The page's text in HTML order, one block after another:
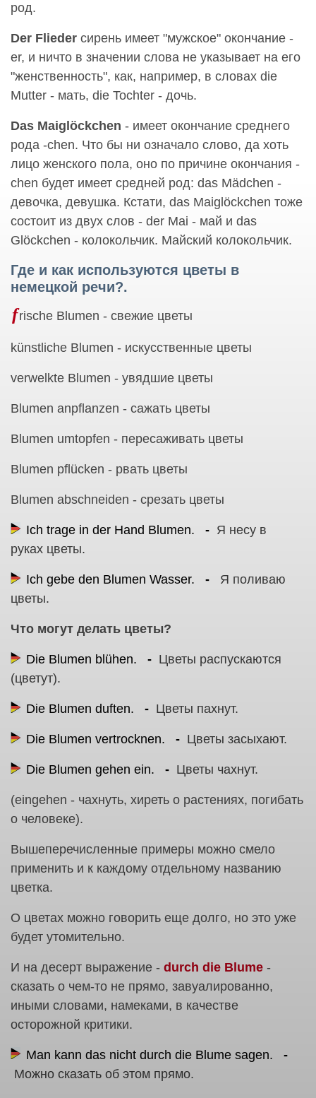
род.
Der Flieder сирень имеет "мужское" окончание -
er, и ничто в значении слова не указывает на его
"женственность", как, например, в словах die
Mutter - мать, die Tochter - дочь.
Das Maiglöckchen - имеет окончание среднего
рода -chen. Что бы ни означало слово, да хоть
лицо женского пола, оно по причине окончания -
chen будет имеет средней род: das Mädchen -
девочка, девушка. Кстати, das Maiglöckchen тоже
cостоит из двух слов - der Mai - май и das
Glöckchen - колокольчик. Майский колокольчик.
Где и как используются цветы в
немецкой речи?.
frische Blumen - свежие цветы
künstliche Blumen - искусственные цветы
verwelkte Blumen - увядшие цветы
Blumen anpflanzen - сажать цветы
Blumen umtopfen - пересаживать цветы
Blumen pflücken - рвать цветы
Blumen abschneiden - срезать цветы
Ich trage in der Hand Blumen.
Я несу в
руках цветы.
Ich gebe den Blumen Wasser.
Я поливаю
цветы.
Что могут делать цветы?
Die Blumen blühen.
Цветы распускаются
(цветут).
Die Blumen duften. Цветы пахнут.
Die Blumen vertrocknen. Цветы засыхают.
Die Blumen gehen ein. Цветы чахнут.
(eingehen - чахнуть, хиреть о растениях, погибать
о человеке).
Вышеперечисленные примеры можно смело
применить и к каждому отдельному названию
цветка.
О цветах можно говорить еще долго, но это уже
будет утомительно.
И на десерт выражение - durch die Blume -
сказать о чем-то не прямо, завуалированно,
иными словами, намеками, в качестве
осторожной критики.
Man kann das nicht durch die Blume sagen.
Можно сказать об этом прямо.